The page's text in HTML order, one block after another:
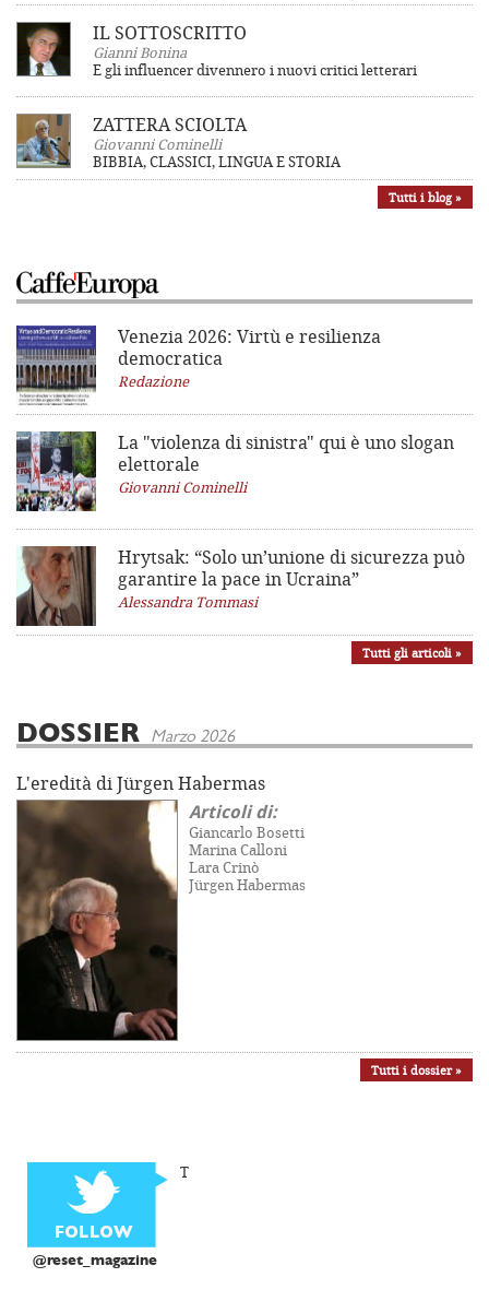
IL SOTTOSCRITTO
Gianni Bonina
E gli influencer divennero i nuovi critici letterari
ZATTERA SCIOLTA
Giovanni Cominelli
BIBBIA, CLASSICI, LINGUA E STORIA
Tutti i blog »
Venezia 2026: Virtù e resilienza
democratica
Redazione
La "violenza di sinistra" qui è uno slogan
elettorale
Giovanni Cominelli
Hrytsak: “Solo un’unione di sicurezza può
garantire la pace in Ucraina”
Alessandra Tommasi
Tutti gli articoli »
DOSSIER Marzo 2026
L'eredità di Jürgen Habermas
Articoli di:
Giancarlo Bosetti
Marina Calloni
Lara Crinò
Jürgen Habermas
Tutti i dossier »
@reset_magazine
T